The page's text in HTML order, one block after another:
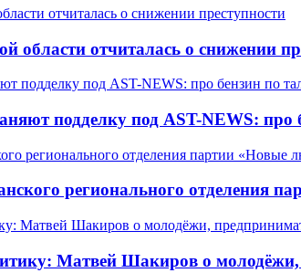
области отчиталась о снижении
подделку под AST-NEWS: про
регионального отделения
Матвей Шакиров о молодёжи,